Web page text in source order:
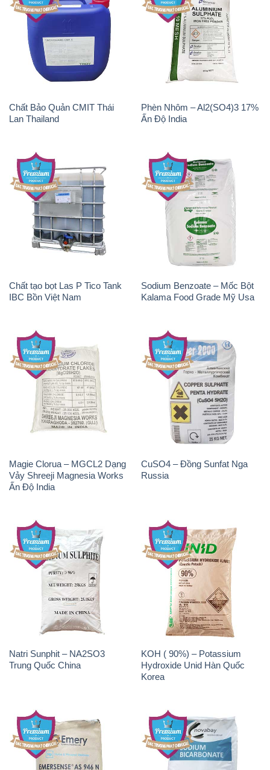
Chất Bảo Quản CMIT Thái
Lan Thailand
Phèn Nhôm – Al2(SO4)3 17%
Ấn Độ India
Chất tạo bọt Las P Tico Tank
IBC Bồn Việt Nam
Sodium Benzoate – Mốc Bột
Kalama Food Grade Mỹ Usa
Magie Clorua – MGCL2 Dạng
Vảy Shreeji Magnesia Works
Ấn Độ India
CuSO4 – Đồng Sunfat Nga
Russia
Natri Sunphit – NA2SO3
Trung Quốc China
KOH ( 90%) – Potassium
Hydroxide Unid Hàn Quốc
Korea